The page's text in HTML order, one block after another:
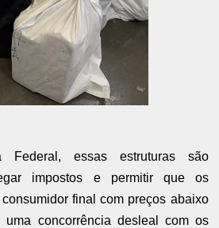
Federal, essas estruturas são
impostos e permitir que os
final com preços abaixo
uma concorrência desleal com os